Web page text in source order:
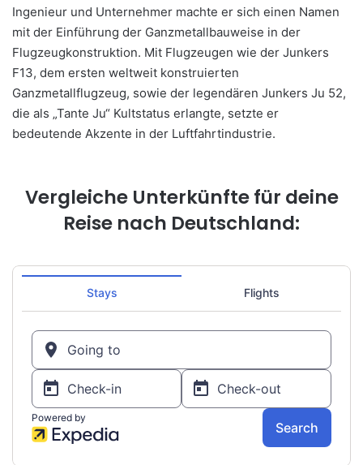
Ingenieur und Unternehmer machte er sich einen Namen
mit der Einführung der Ganzmetallbauweise in der
Flugzeugkonstruktion. Mit Flugzeugen wie der Junkers
F13, dem ersten weltweit konstruierten
Ganzmetallflugzeug, sowie der legendären Junkers Ju 52,
die als „Tante Ju“ Kultstatus erlangte, setzte er
bedeutende Akzente in der Luftfahrtindustrie.
Vergleiche Unterkünfte für deine
Reise nach Deutschland: